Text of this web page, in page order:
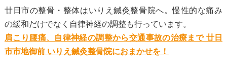
廿日市の整骨・整体はいりえ鍼灸整骨院へ。慢性的な痛み
の緩和だけでなく自律神経の調整も行っています。
肩こり腰痛、自律神経の調整から交通事故の治療まで 廿日
市市地御前 いりえ鍼灸整骨院におまかせを！